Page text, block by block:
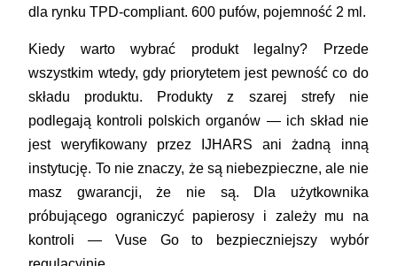
dla rynku TPD-compliant. 600 pufów, pojemność 2 ml.
Kiedy warto wybrać produkt legalny? Przede
wszystkim wtedy, gdy priorytetem jest pewność co do
składu produktu. Produkty z szarej strefy nie
podlegają kontroli polskich organów — ich skład nie
jest weryfikowany przez IJHARS ani żadną inną
instytucję. To nie znaczy, że są niebezpieczne, ale nie
masz gwarancji, że nie są. Dla użytkownika
próbującego ograniczyć papierosy i zależy mu na
kontroli — Vuse Go to bezpieczniejszy wybór